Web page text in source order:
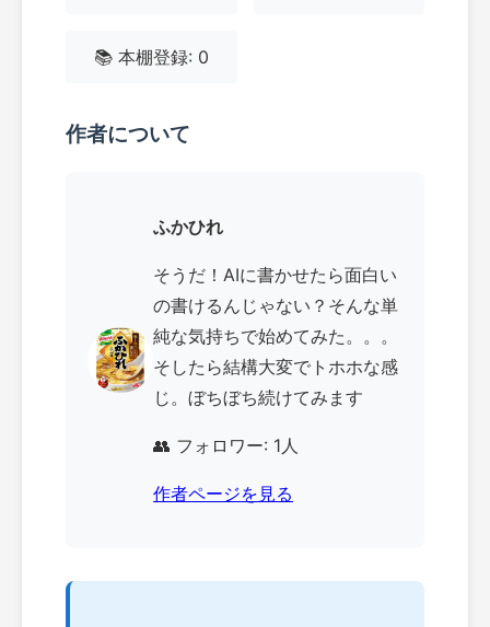
📚 本棚登録: 0
作者について
ふかひれ
そうだ！AIに書かせたら面白い
の書けるんじゃない？そんな単
純な気持ちで始めてみた。。。
そしたら結構大変でトホホな感
じ。ぼちぼち続けてみます
👥 フォロワー: 1人
作者ページを見る